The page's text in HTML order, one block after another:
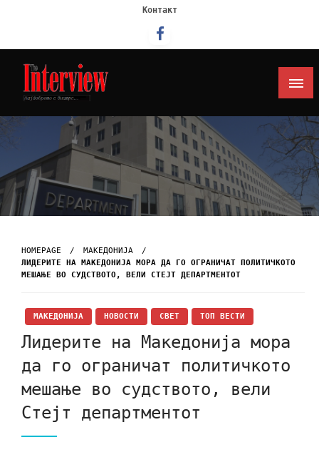
Контакт
Интервју
HOMEPAGE
МАКЕДОНИЈА
ЛИДЕРИТЕ НА МАКЕДОНИЈА МОРА ДА ГО ОГРАНИЧАТ ПОЛИТИЧКОТО
МЕШАЊЕ ВО СУДСТВОТО, ВЕЛИ СТЕЈТ ДЕПАРТМЕНТОТ
МАКЕДОНИЈА НОВОСТИ СВЕТ ТОП ВЕСТИ
Лидерите на Македонија мора
да го ограничат политичкото
мешање во судството, вели
Стејт департментот